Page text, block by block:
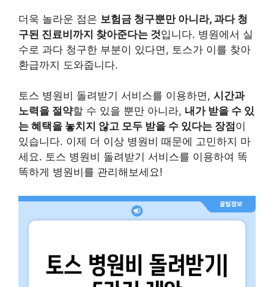
더욱 놀라운 점은 보험금 청구뿐만 아니라, 과다 청
구된 진료비까지 찾아준다는 것입니다. 병원에서 실
수로 과다 청구한 부분이 있다면, 토스가 이를 찾아
환급까지 도와줍니다.
토스 병원비 돌려받기 서비스를 이용하면, 시간과
노력을 절약할 수 있을 뿐만 아니라, 내가 받을 수 있
는 혜택을 놓치지 않고 모두 받을 수 있다는 장점 이
있습니다. 이제 더 이상 병원비 때문에 고민하지 마
세요. 토스 병원비 돌려받기 서비스를 이용하여 똑
똑하게 병원비를 관리해보세요!